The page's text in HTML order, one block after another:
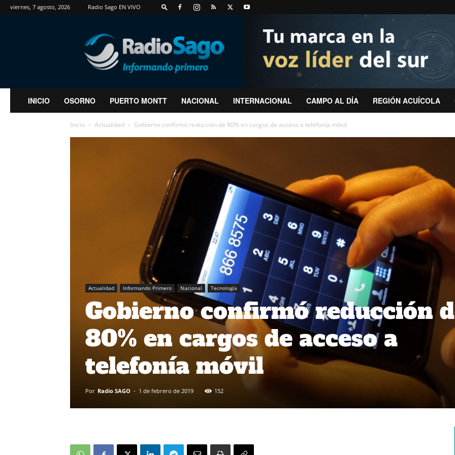
viernes, 7 agosto, 2026 Radio Sago EN VIVO
RadioSago
INICIO OSORNO PUERTO MONTT NACIONAL INTERNACIONAL CAMPO AL DÍA REGIÓN ACUÍCOLA
Inicio Actualidad Gobierno confirmó reducción de 80% en cargos de acceso a telefonía móvil
Actualidad Informando Primero Nacional Tecnología
Gobierno confirmó reducción
80% en cargos de acceso a
telefonía móvil
Por Radio SAGO - 1 de febrero de 2019 152